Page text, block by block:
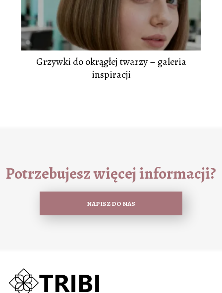
Grzywki do okrągłej twarzy – galeria
inspiracji
Potrzebujesz więcej informacji?
NAPISZ DO NAS